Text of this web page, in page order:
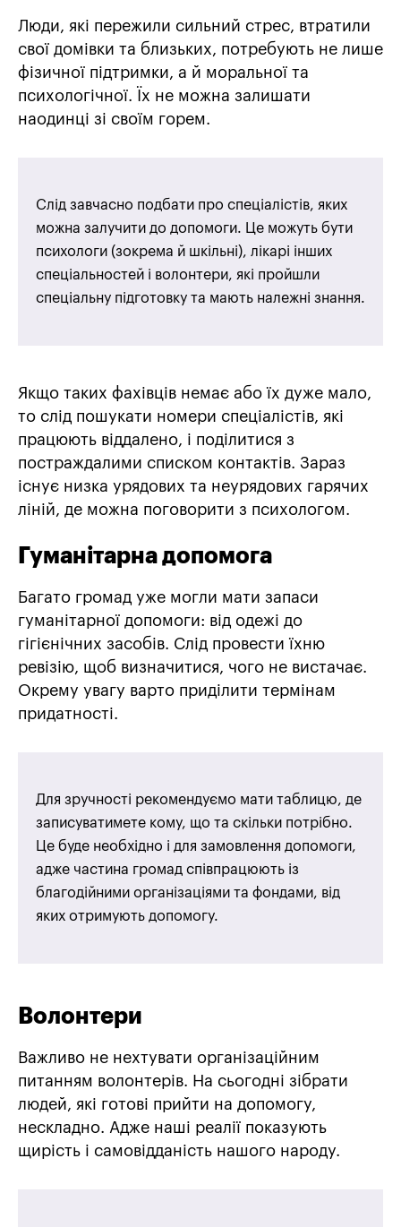
Люди, які пережили сильний стрес, втратили
свої домівки та близьких, потребують не лише
фізичної підтримки, а й моральної та
психологічної. Їх не можна залишати
наодинці зі своїм горем.
Слід завчасно подбати про спеціалістів, яких
можна залучити до допомоги. Це можуть бути
психологи (зокрема й шкільні), лікарі інших
спеціальностей і волонтери, які пройшли
спеціальну підготовку та мають належні знання.
Якщо таких фахівців немає або їх дуже мало,
то слід пошукати номери спеціалістів, які
працюють віддалено, і поділитися з
постраждалими списком контактів. Зараз
існує низка урядових та неурядових гарячих
ліній, де можна поговорити з психологом.
Гуманітарна допомога
Багато громад уже могли мати запаси
гуманітарної допомоги: від одежі до
гігієнічних засобів. Слід провести їхню
ревізію, щоб визначитися, чого не вистачає.
Окрему увагу варто приділити термінам
придатності.
Для зручності рекомендуємо мати таблицю, де
записуватимете кому, що та скільки потрібно.
Це буде необхідно і для замовлення допомоги,
адже частина громад співпрацюють із
благодійними організаціями та фондами, від
яких отримують допомогу.
Волонтери
Важливо не нехтувати організаційним
питанням волонтерів. На сьогодні зібрати
людей, які готові прийти на допомогу,
нескладно. Адже наші реалії показують
щирість і самовідданість нашого народу.